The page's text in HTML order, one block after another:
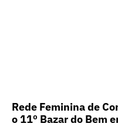
Rede Feminina de
o 11º Bazar do Bem